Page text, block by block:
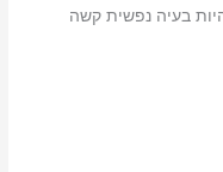
בעיה נפשית קשה